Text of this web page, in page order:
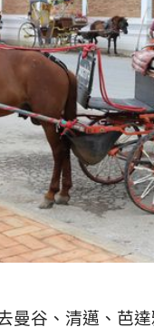
曼谷、清邁、芭